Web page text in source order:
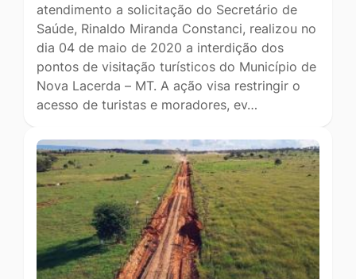
atendimento a solicitação do Secretário de
Saúde, Rinaldo Miranda Constanci, realizou no
dia 04 de maio de 2020 a interdição dos
pontos de visitação turísticos do Município de
Nova Lacerda – MT. A ação visa restringir o
acesso de turistas e moradores, ev…